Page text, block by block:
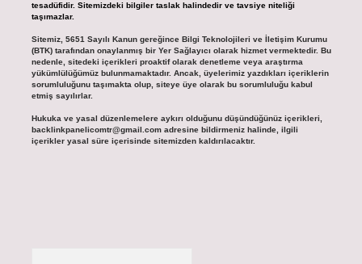
tesadüfidir. Sitemizdeki bilgiler taslak halindedir ve tavsiye niteliği
taşımazlar.
Sitemiz, 5651 Sayılı Kanun gereğince Bilgi Teknolojileri ve İletişim Kurumu
(BTK) tarafından onaylanmış bir Yer Sağlayıcı olarak hizmet vermektedir. Bu
nedenle, sitedeki içerikleri proaktif olarak denetleme veya araştırma
yükümlülüğümüz bulunmamaktadır. Ancak, üyelerimiz yazdıkları içeriklerin
sorumluluğunu taşımakta olup, siteye üye olarak bu sorumluluğu kabul
etmiş sayılırlar.
Hukuka ve yasal düzenlemelere aykırı olduğunu düşündüğünüz içerikleri,
backlinkpanelicomtr@gmail.comadresine bildirmeniz halinde, ilgili
içerikler yasal süre içerisinde sitemizden kaldırılacaktır.